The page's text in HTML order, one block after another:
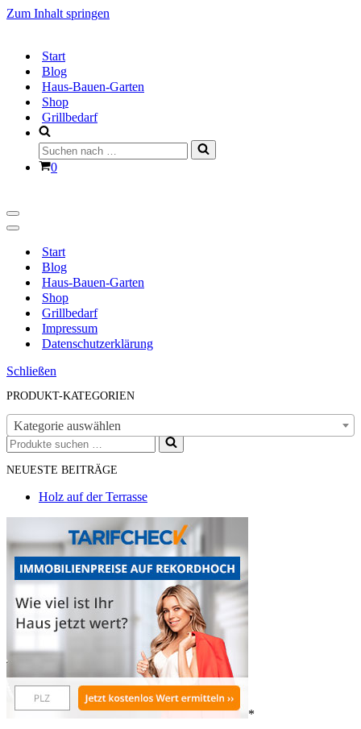
Zum Inhalt springen
Start
Blog
Haus-Bauen-Garten
Shop
Grillbedarf
Suchen
nach …
Warenkorb
0
Navigationsmenü
Navigationsmenü
Start
Blog
Haus-Bauen-Garten
Shop
Grillbedarf
Impressum
Datenschutzerklärung
Schließen
PRODUKT-KATEGORIEN
Kategorie auswählen
Suchen
nach …
NEUESTE BEITRÄGE
Holz auf der Terrasse
*